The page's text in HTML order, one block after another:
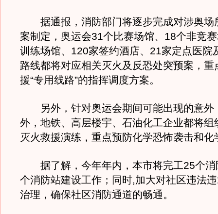
据通报，消防部门将逐步完成对涉奥场
案制定，奥运会31个比赛场馆、18个非竞
训练场馆、120家签约酒店、21家定点医院
路线都将对应相关灭火及反恐处突预案，重
援“专用线路”的指挥调度方案。
另外，针对奥运会期间可能出现的意外
外，地铁、高层楼宇、石油化工企业都将组
灭火救援演练，重点预防化学恐怖袭击和化
据了解，今年年内，本市将完工25个消
个消防站建设工作；同时,加大对社区违法
治理，确保社区消防通道的畅通。